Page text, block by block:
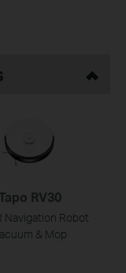
Tapo RV30
Navigation Robot
& Mop